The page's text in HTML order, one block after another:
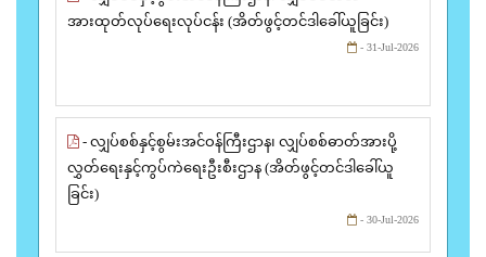
အားထုတ်လုပ်ရေးလုပ်ငန်း (အိတ်ဖွင့်တင်ဒါခေါ်ယူခြင်း)
- 31-Jul-2026
- လျှပ်စစ်နှင့်စွမ်းအင်ဝန်ကြီးဌာန၊ လျှပ်စစ်ဓာတ်အားပို့
လွှတ်ရေးနှင့်ကွပ်ကဲရေးဦးစီးဌာန (အိတ်ဖွင့်တင်ဒါခေါ်ယူ
ခြင်း)
- 30-Jul-2026